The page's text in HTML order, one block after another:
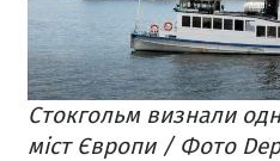
Стокгольм визнали
міст Європи / Фото